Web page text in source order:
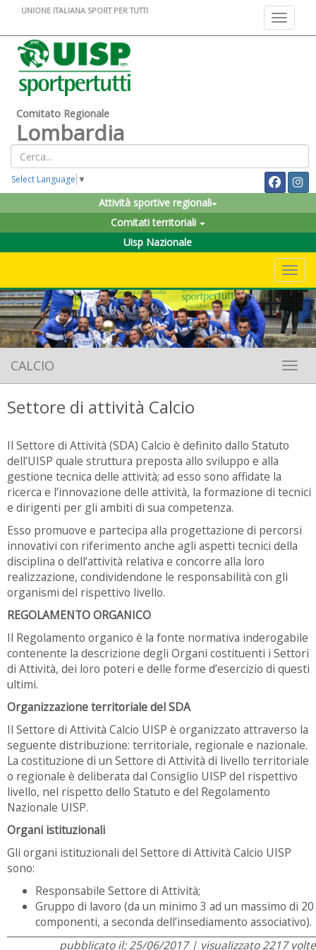
Toggle
UNIONE ITALIANA SPORT PER TUTTI
Comitato Regionale
Lombardia
Select Language ▼
Attività sportive regionali
Comitati territoriali
Uisp Nazionale
CALCIO
Settore di attività Calcio
Il Settore di Attività (SDA) Calcio è definito dallo Statuto
dell’UISP quale struttura preposta allo sviluppo e alla
gestione tecnica delle attività; ad esso sono affidate la
ricerca e l’innovazione delle attività, la formazione di tecnici
e dirigenti per gli ambiti di sua competenza.
Esso promuove e partecipa alla progettazione di percorsi
innovativi con riferimento anche agli aspetti tecnici della
disciplina o dell’attività relativa e concorre alla loro
realizzazione, condividendone le responsabilità con gli
organismi del rispettivo livello.
REGOLAMENTO ORGANICO
Il Regolamento organico è la fonte normativa inderogabile
contenente la descrizione degli Organi costituenti i Settori
di Attività, dei loro poteri e delle forme d’esercizio di questi
ultimi.
Organizzazione territoriale del SDA
Il Settore di Attività Calcio UISP è organizzato attraverso la
seguente distribuzione: territoriale, regionale e nazionale.
La costituzione di un Settore di Attività di livello territoriale
o regionale è deliberata dal Consiglio UISP del rispettivo
livello, nel rispetto dello Statuto e del Regolamento
Nazionale UISP.
Organi istituzionali
Gli organi istituzionali del Settore di Attività Calcio UISP
sono:
Responsabile Settore di Attività;
Gruppo di lavoro (da un minimo 3 ad un massimo di 20
componenti, a seconda dell’insediamento associativo).
pubblicato il: 25/06/2017 | visualizzato 2217 volte